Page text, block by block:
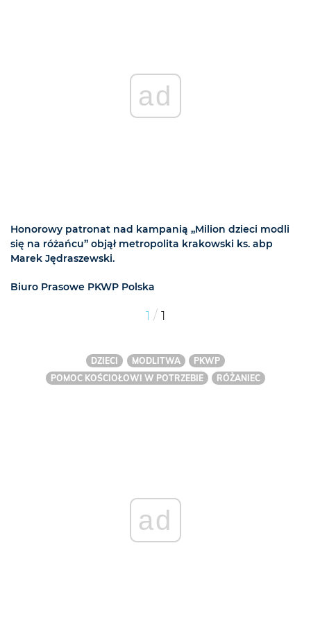
ad
Honorowy patronat nad kampanią „Milion dzieci modli
się na różańcu” objął metropolita krakowski ks. abp
Marek Jędraszewski.
Biuro Prasowe PKWP Polska
1 / 1
DZIECI MODLITWA
PKWP
POMOC KOŚCIOŁOWI W POTRZEBIE
RÓŻANIEC
ad